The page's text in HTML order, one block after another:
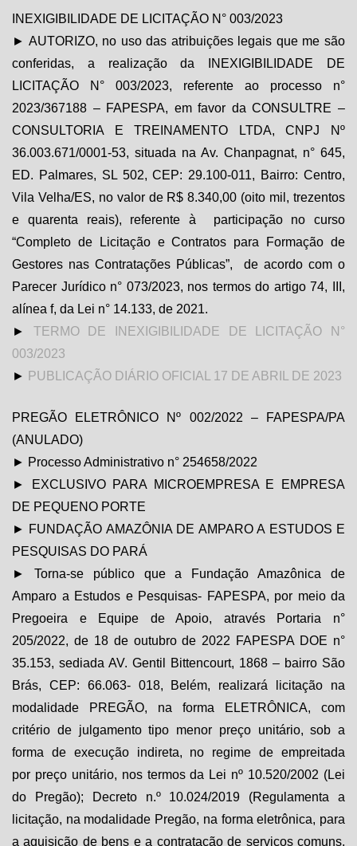
INEXIGIBILIDADE DE LICITAÇÃO N° 003/2023
► AUTORIZO, no uso das atribuições legais que me são
conferidas, a realização da INEXIGIBILIDADE DE
LICITAÇÃO N° 003/2023, referente ao processo n°
2023/367188 – FAPESPA, em favor da CONSULTRE –
CONSULTORIA E TREINAMENTO LTDA, CNPJ Nº
36.003.671/0001-53, situada na Av. Chanpagnat, n° 645,
ED. Palmares, SL 502, CEP: 29.100-011, Bairro: Centro,
Vila Velha/ES, no valor de R$ 8.340,00 (oito mil, trezentos
e quarenta reais), referente à participação no curso
“Completo de Licitação e Contratos para Formação de
Gestores nas Contratações Públicas”, de acordo com o
Parecer Jurídico n° 073/2023, nos termos do artigo 74, III,
alínea f, da Lei n° 14.133, de 2021.
► TERMO DE INEXIGIBILIDADE DE LICITAÇÃO N°
003/2023
► PUBLICAÇÃO DIÁRIO OFICIAL 17 DE ABRIL DE 2023
PREGÃO ELETRÔNICO Nº 002/2022 – FAPESPA/PA
(ANULADO)
► Processo Administrativo n° 254658/2022
► EXCLUSIVO PARA MICROEMPRESA E EMPRESA
DE PEQUENO PORTE
► FUNDAÇÃO AMAZÔNIA DE AMPARO A ESTUDOS E
PESQUISAS DO PARÁ
► Torna-se público que a Fundação Amazônica de
Amparo a Estudos e Pesquisas- FAPESPA, por meio da
Pregoeira e Equipe de Apoio, através Portaria n°
205/2022, de 18 de outubro de 2022 FAPESPA DOE n°
35.153, sediada AV. Gentil Bittencourt, 1868 – bairro São
Brás, CEP: 66.063- 018, Belém, realizará licitação na
modalidade PREGÃO, na forma ELETRÔNICA, com
critério de julgamento tipo menor preço unitário, sob a
forma de execução indireta, no regime de empreitada
por preço unitário, nos termos da Lei nº 10.520/2002 (Lei
do Pregão); Decreto n.º 10.024/2019 (Regulamenta a
licitação, na modalidade Pregão, na forma eletrônica, para
a aquisição de bens e a contratação de serviços comuns,